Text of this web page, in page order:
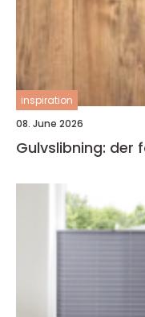
inspiration
08. June 2026
Gulvslibning: